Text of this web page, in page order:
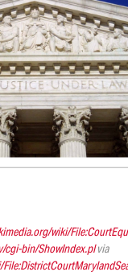
wiki/
cgi-bin/ShowIndex.plvia